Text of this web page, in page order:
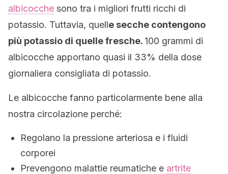
albicocche sono tra i migliori frutti ricchi di
potassio. Tuttavia, quelle secche contengono
più potassio di quelle fresche. 100 grammi di
albicocche apportano quasi il 33% della dose
giornaliera consigliata di potassio.
Le albicocche fanno particolarmente bene alla
nostra circolazione perché:
Regolano la pressione arteriosa e i fluidi
corporei
Prevengono malattie reumatiche e artrite